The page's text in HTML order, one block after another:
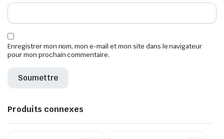
Enregistrer mon nom, mon e-mail et mon site dans le navigateur
pour mon prochain commentaire.
Produits connexes